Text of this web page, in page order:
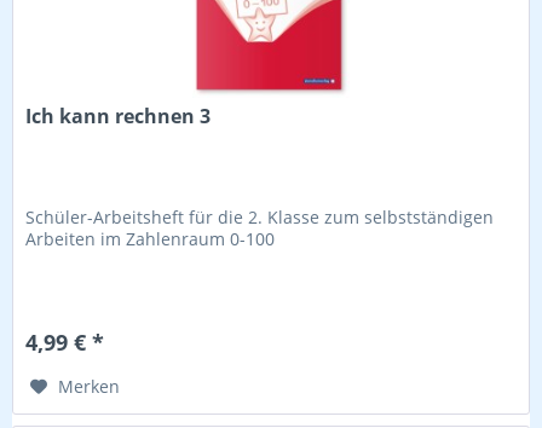
Ich kann rechnen 3
Schüler-Arbeitsheft für die 2. Klasse zum selbstständigen
Arbeiten im Zahlenraum 0-100
4,99 € *
Merken